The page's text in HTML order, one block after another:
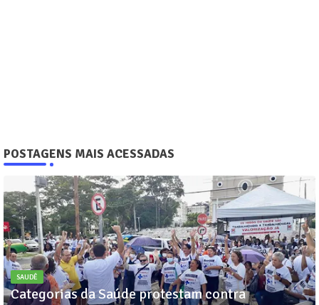
POSTAGENS MAIS ACESSADAS
SAUDÊ
Categorias da Saúde protestam contra